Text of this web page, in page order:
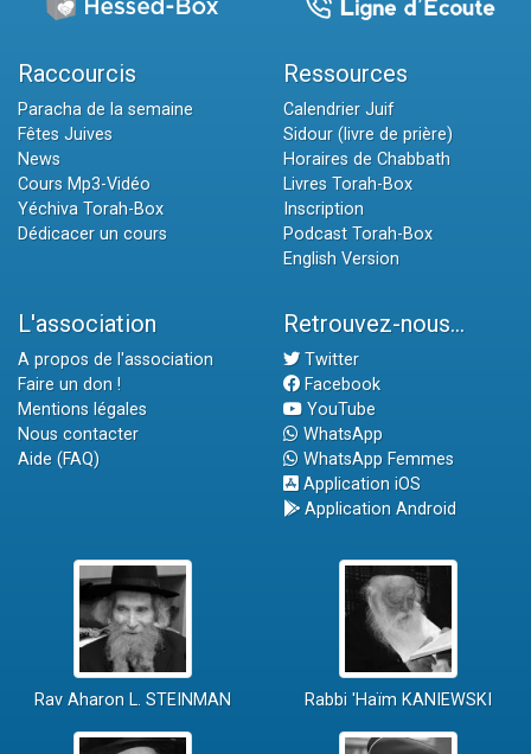
Raccourcis
Paracha de la semaine
Fêtes Juives
News
Cours Mp3-Vidéo
Yéchiva Torah-Box
Dédicacer un cours
Ressources
Calendrier Juif
Sidour (livre de prière)
Horaires de Chabbath
Livres Torah-Box
Inscription
Podcast Torah-Box
English Version
L'association
A propos de l'association
Faire un don !
Mentions légales
Nous contacter
Aide (FAQ)
Retrouvez-nous...
Twitter
Facebook
YouTube
WhatsApp
WhatsApp Femmes
Application iOS
Application Android
Rav Aharon L. STEINMAN Rabbi 'Haïm KANIEWSKI